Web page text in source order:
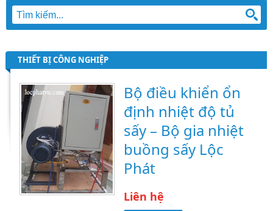
THIẾT BỊ CÔNG NGHIỆP
Bộ điều khiển ổn
định nhiệt độ tủ
sấy – Bộ gia nhiệt
buồng sấy Lộc
Phát
Liên hệ